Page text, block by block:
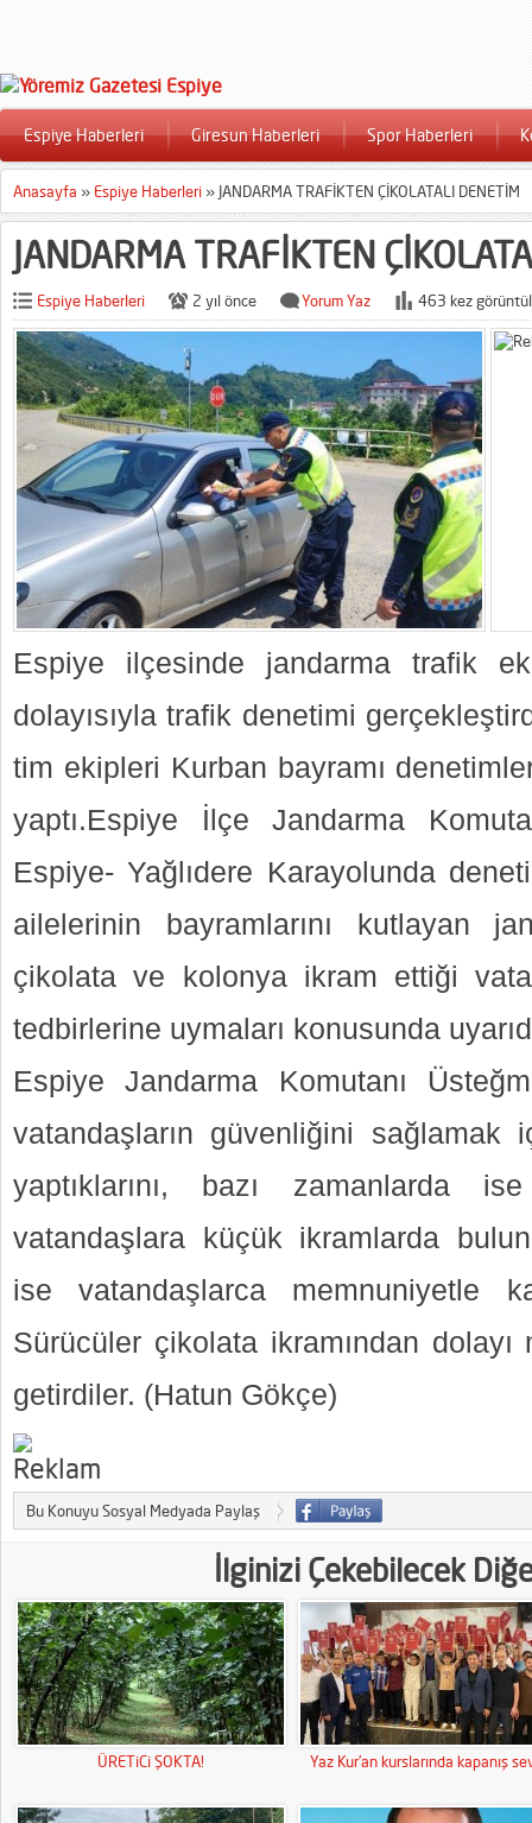
Espiye Haberleri Giresun Haberleri Spor Haberleri
Anasayfa » Espiye Haberleri » JANDARMA TRAFİKTEN ÇİKOLATALI DENETİM
JANDARMA TRAFİKTEN
Espiye Haberleri 2 yıl önce Yorum Yaz 463 kez
Espiye ilçesinde jandarma trafik
dolayısıyla trafik denetimi
tim ekipleri Kurban bayramı
yaptı.Espiye İlçe Jandarma
Espiye- Yağlıdere Karayolunda
ailelerinin bayramlarını kutlayan
çikolata ve kolonya ikram ettiği
tedbirlerine uymaları konusunda
Espiye Jandarma Komutanı
vatandaşların güvenliğini sağlamak
yaptıklarını, bazı zamanlarda
vatandaşlara küçük ikramlarda
ise vatandaşlarca memnuniyetle
Sürücüler çikolata ikramından dolayı
getirdiler. (Hatun Gökçe)
Bu Konuyu Sosyal Medyada Paylaş
İlginizi Çekebilecek
ÜRETiCi ŞOKTA! Yaz Kur’an kurslarında kapanış